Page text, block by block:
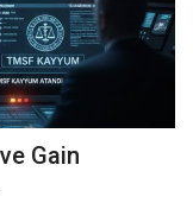
Gain